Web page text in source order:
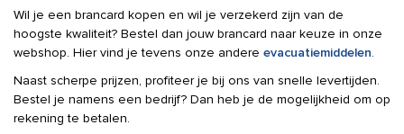
Wil je een brancard kopen en wil je verzekerd zijn van de
hoogste kwaliteit? Bestel dan jouw brancard naar keuze in onze
webshop. Hier vind je tevens onze andere evacuatiemiddelen.
Naast scherpe prijzen, profiteer je bij ons van snelle levertijden.
Bestel je namens een bedrijf? Dan heb je de mogelijkheid om op
rekening te betalen.